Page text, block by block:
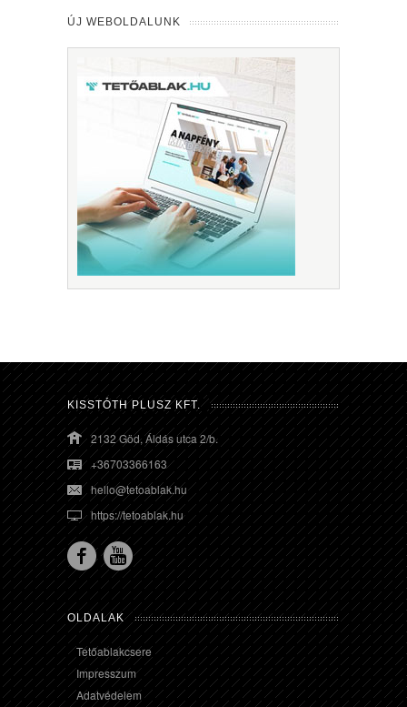
ÚJ WEBOLDALUNK
KISSTÓTH PLUSZ KFT.
2132 Göd, Áldás utca 2/b.
+36703366163
hello@tetoablak.hu
https://tetoablak.hu
OLDALAK
Tetőablakcsere
Impresszum
Adatvédelem